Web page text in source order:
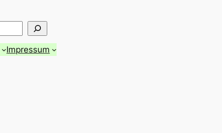
Impressum